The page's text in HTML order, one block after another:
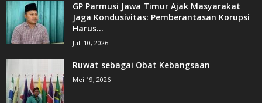
GP Parmusi Jawa Timur Ajak Masyarakat
Jaga Kondusivitas: Pemberantasan Korupsi
Harus...
Juli 10, 2026
Ruwat sebagai Obat Kebangsaan
Mei 19, 2026